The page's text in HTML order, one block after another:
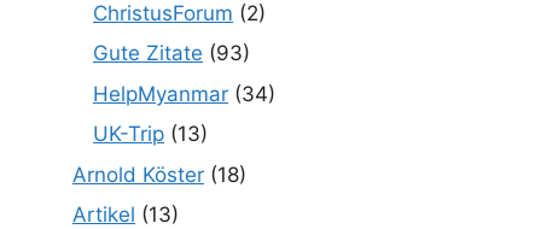
ChristusForum (2)
Gute Zitate (93)
HelpMyanmar (34)
UK-Trip (13)
Arnold Köster (18)
Artikel (13)